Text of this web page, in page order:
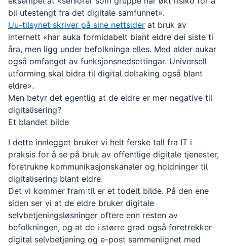
bli utestengt fra det digitale samfunnet».
Uu-tilsynet skriver på sine nettsider at bruk av
internett «har auka formidabelt blant eldre dei siste ti
åra, men ligg under befolkninga elles. Med alder aukar
også omfanget av funksjonsnedsettingar. Universell
utforming skal bidra til digital deltaking også blant
eldre».
Men betyr det egentlig at de eldre er mer negative til
digitalisering?
Et blandet bilde
I dette innlegget bruker vi helt ferske tall fra IT i
praksis for å se på bruk av offentlige digitale tjenester,
foretrukne kommunikasjonskanaler og holdninger til
digitalisering blant eldre.
Det vi kommer fram til er et todelt bilde. På den ene
siden ser vi at de eldre bruker digitale
selvbetjeningsløsninger oftere enn resten av
befolkningen, og at de i større grad også foretrekker
digital selvbetjening og e-post sammenlignet med